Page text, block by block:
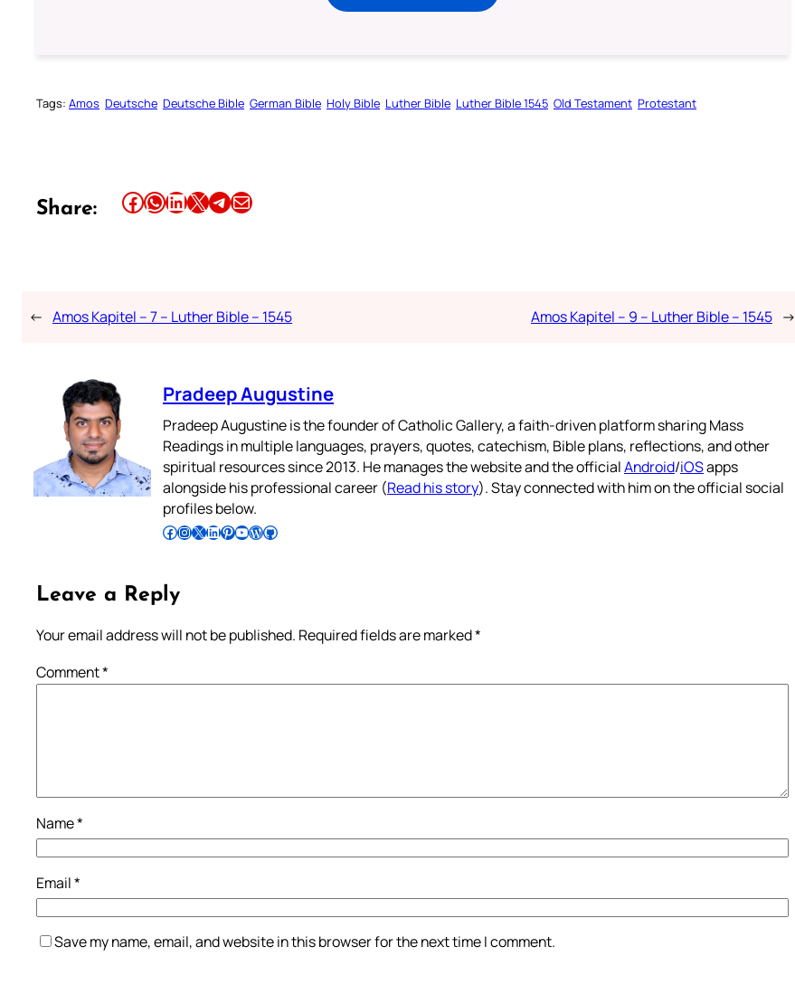
Tags: Amos Deutsche Deutsche Bible German Bible Holy Bible Luther Bible Luther Bible 1545 Old Testament Protestant
Share: Share this article on Facebook Share this article on WhatsApp Share this article on LinkedIn Share this article on X Share this article on TelegramEmail this Article
← Amos Kapitel – 7 – Luther Bible – 1545 Amos Kapitel – 9 – Luther Bible – 1545 →
Pradeep Augustine
Pradeep Augustine is the founder of Catholic Gallery, a faith-driven platform sharing Mass
Readings in multiple languages, prayers, quotes, catechism, Bible plans, reflections, and other
spiritual resources since 2013. He manages the website and the officialAndroid/iOSapps
alongside his professional career (Read his story). Stay connected with him on the official social
profiles below.
Follow Pradeep on Facebook Follow Pradeep on InstagramFollow Pradeep on X Follow Pradeep on LinkedIn Follow Pradeep on Pinterest Subscribe to Pradeep’s Youtube Channel Follow Pradeep on WordPress Follow Pradeep on GitHub
Leave a Reply
Your email address will not be published. Required fields are marked*
Comment*
Name*
Email*
Save my name, email, and website in this browser for the next time I comment.